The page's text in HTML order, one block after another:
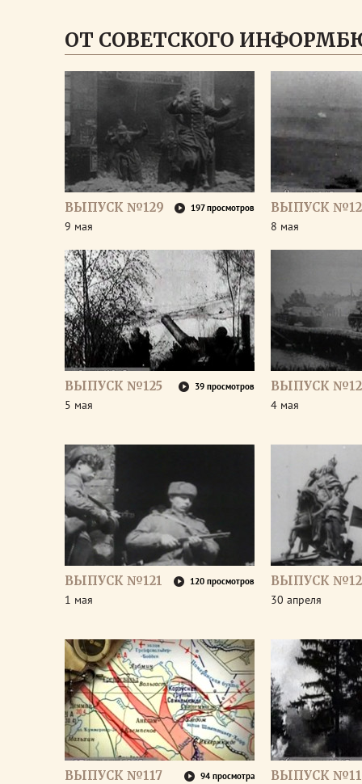
ОТ СОВЕТСКОГО
ВЫПУСК №129 197 просмотров
9 мая
ВЫПУСК
8 мая
ВЫПУСК №125 39 просмотров
5 мая
ВЫПУСК
4 мая
ВЫПУСК №121 120 просмотров
1 мая
ВЫПУСК
30 апреля
ВЫПУСК №117 94 просмотра ВЫПУСК